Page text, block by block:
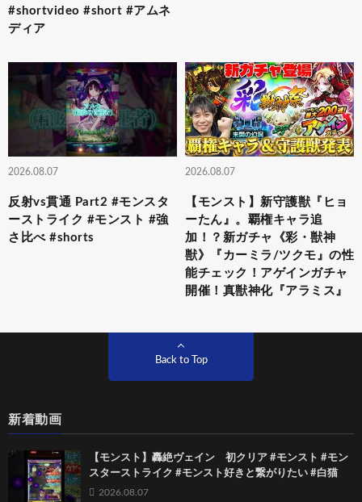
#shortvideo #short #アムネ
ディア
2026.08.07
反射vs貫通 Part2 #モンスタ
ーストライク #モンスト #強
さ比べ #shorts
2026.08.07
【モンスト】新守護獣『ヒョ
ーたん』。覇権キャラ追
加！？新ガチャ《彩・獣神
獣》『カーミラ/ツクモ』の性
能チェック！アゲインガチャ
開催！真獣神化『アラミス』
Back to Top
新着動画
【モンスト】轟絶ヴェイン 初クリア #モンスト #モン
スターストライク #モンスト好きと繋がりたい #白猫
2026.08.07